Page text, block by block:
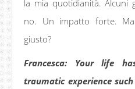
la mia quotidianità. Alcuni
no. Un impatto forte. Ma
giusto?
Francesca: Your life
traumatic experience